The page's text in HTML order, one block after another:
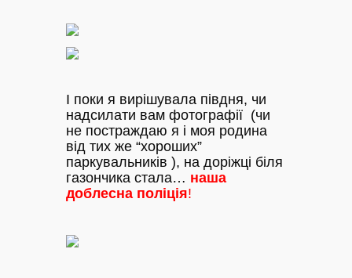
І поки я вирішувала півдня, чи
надсилати вам фотографії (чи
не постраждаю я і моя родина
від тих же “хороших”
паркувальників ), на доріжці біля
газончика стала… наша
доблесна поліція!